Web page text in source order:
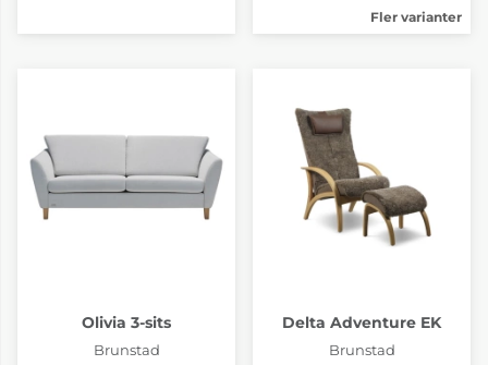
Fler varianter
Olivia 3-sits
Brunstad
Delta Adventure EK
Brunstad